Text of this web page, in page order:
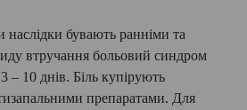
наслідки бувають ранніми та
втручання больовий синдром
– 10 днів. Біль купірують
препаратами. Для